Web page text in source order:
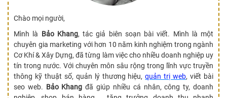
Chào mọi người,
Mình là Bảo Khang, tác giả biên soạn bài viết. Mình là một
chuyên gia marketing với hơn 10 năm kinh nghiệm trong ngành
Cơ Khí & Xây Dựng, đã từng làm việc cho nhiều doanh nghiệp uy
tín trong nước. Với chuyên môn sâu rộng trong lĩnh vực truyền
thông kỹ thuật số, quản lý thương hiệu,quản trị web, viết bài
seo web. Bảo Khang đã giúp nhiều cá nhân, công ty, doanh